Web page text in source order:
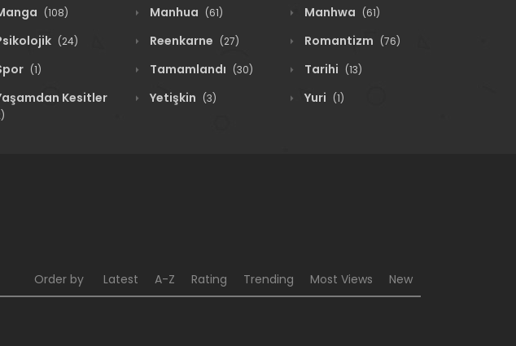
(108) Manhua (61) Manhwa (61)
(24) Reenkarne (27) Romantizm (76)
(1) Tamamlandı (30) Tarihi (13)
Kesitler Yetişkin (3) Yuri (1)
Order by Latest A-Z Rating Trending Most Views New